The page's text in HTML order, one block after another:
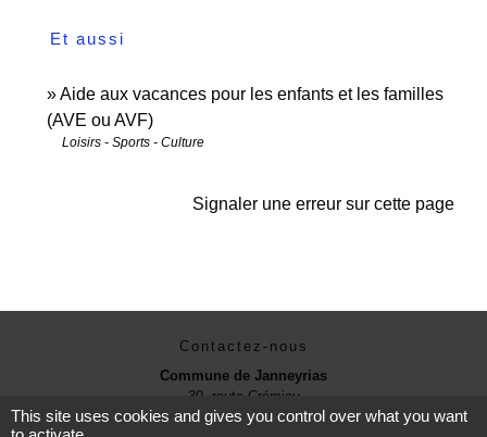
Et aussi
Aide aux vacances pour les enfants et les familles
(AVE ou AVF)
Loisirs - Sports - Culture
Signaler une erreur sur cette page
Contactez-nous
Commune de Janneyrias
30, route Crémieu
38280 Janneyrias - FRANCE
This site uses cookies and gives you control over what you want